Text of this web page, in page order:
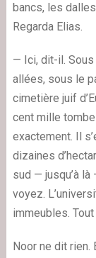
bancs, les
Regarda Elias.
— Ici, dit-il.
allées, sous le
cimetière juif
cent mille
exactement. Il
dizaines
sud — jusqu’à
voyez.
immeubles.
Noor ne dit